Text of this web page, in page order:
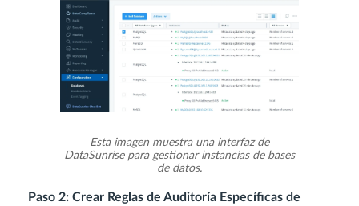
Esta imagen muestra una interfaz de
DataSunrise para gestionar instancias de bases
de datos.
Paso 2: Crear Reglas de Auditoría Específicas de